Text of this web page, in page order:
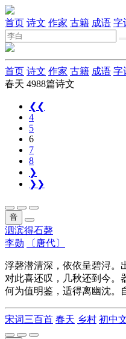
首页 诗文 作家 古籍 成语 字
首页 诗文 作家 古籍 成语 字
春天 4988篇诗文
❮❮
4
5
6
7
8
❯
❯❯
音
泗滨得石磬
李勋
〔唐代〕
浮磬潜清深，依依呈碧浔。
对此喜还叹，几秋还到今。
何为值明鉴，适得离幽沈。
宋词三百首 春天 乡村 初中